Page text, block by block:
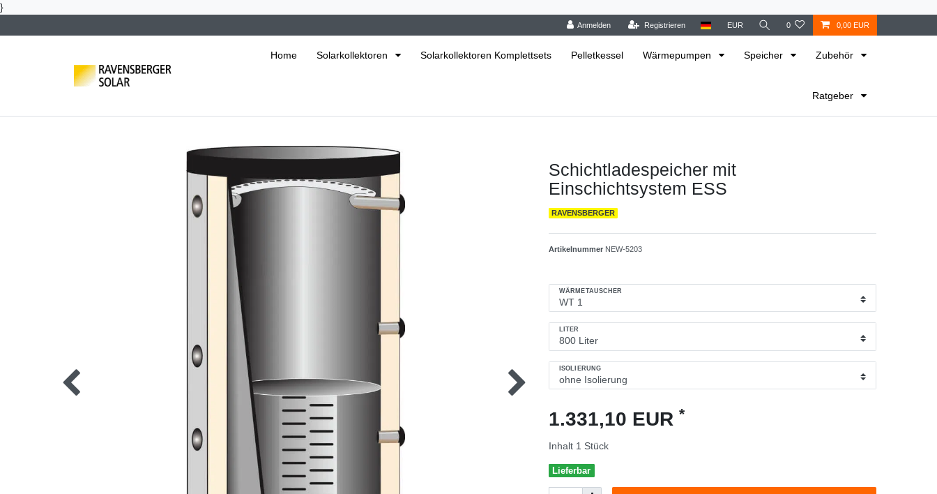
}
Anmelden Registrieren EUR 0 0,00 EUR
Home Solarkollektoren Solarkollektoren Komplettsets Pelletkessel Wärmepumpen Speicher Zubehör
Ratgeber
Schichtladespeicher mit
Einschichtsystem ESS
RAVENSBERGER
Artikelnummer NEW-5203
WÄRMETAUSCHER
LITER
ISOLIERUNG
1.331,10 EUR *
Inhalt 1 Stück
Lieferbar